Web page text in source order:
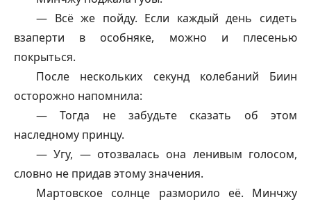
— Всё же пойду. Если каждый день сидеть
взаперти в особняке, можно и плесенью
покрыться.
После нескольких секунд колебаний Биин
осторожно напомнила:
— Тогда не забудьте сказать об этом
наследному принцу.
— Угу, — отозвалась она ленивым голосом,
словно не придав этому значения.
Мартовское солнце разморило её. Минчжу